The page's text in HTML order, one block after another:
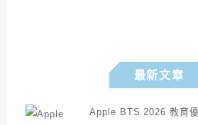
最新文章
Apple BTS 2026 教育